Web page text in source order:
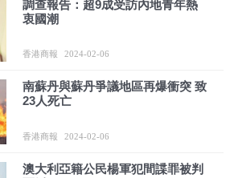
調查報告：超9成受訪內地青年熱
衷國潮
香港商報 2024-02-06
南蘇丹與蘇丹爭議地區再爆衝突 致
23人死亡
香港商報 2024-02-06
澳大利亞籍公民楊軍犯間諜罪被判